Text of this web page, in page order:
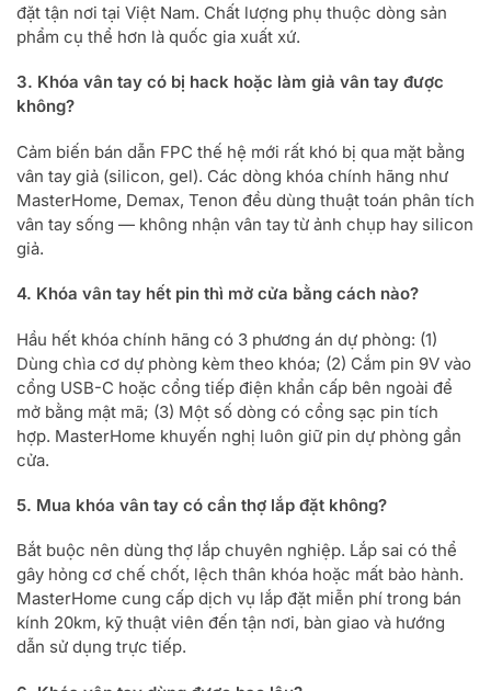
đặt tận nơi tại Việt Nam. Chất lượng phụ thuộc dòng sản
phẩm cụ thể hơn là quốc gia xuất xứ.
3. Khóa vân tay có bị hack hoặc làm giả vân tay được
không?
Cảm biến bán dẫn FPC thế hệ mới rất khó bị qua mặt bằng
vân tay giả (silicon, gel). Các dòng khóa chính hãng như
MasterHome, Demax, Tenon đều dùng thuật toán phân tích
vân tay sống — không nhận vân tay từ ảnh chụp hay silicon
giả.
4. Khóa vân tay hết pin thì mở cửa bằng cách nào?
Hầu hết khóa chính hãng có 3 phương án dự phòng: (1)
Dùng chìa cơ dự phòng kèm theo khóa; (2) Cắm pin 9V vào
cổng USB-C hoặc cổng tiếp điện khẩn cấp bên ngoài để
mở bằng mật mã; (3) Một số dòng có cổng sạc pin tích
hợp. MasterHome khuyến nghị luôn giữ pin dự phòng gần
cửa.
5. Mua khóa vân tay có cần thợ lắp đặt không?
Bắt buộc nên dùng thợ lắp chuyên nghiệp. Lắp sai có thể
gây hỏng cơ chế chốt, lệch thân khóa hoặc mất bảo hành.
MasterHome cung cấp dịch vụ lắp đặt miễn phí trong bán
kính 20km, kỹ thuật viên đến tận nơi, bàn giao và hướng
dẫn sử dụng trực tiếp.